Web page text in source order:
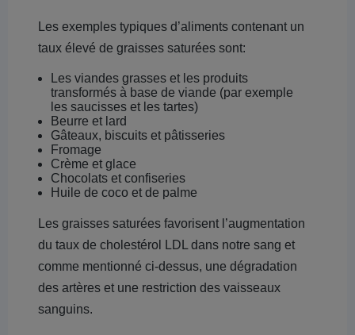
Les exemples typiques d’aliments contenant un
taux élevé de graisses saturées sont:
Les viandes grasses et les produits
transformés à base de viande (par exemple
les saucisses et les tartes)
Beurre et lard
Gâteaux, biscuits et pâtisseries
Fromage
Crème et glace
Chocolats et confiseries
Huile de coco et de palme
Les graisses saturées favorisent l’augmentation
du taux de cholestérol LDL dans notre sang et
comme mentionné ci-dessus, une dégradation
des artères et une restriction des vaisseaux
sanguins.